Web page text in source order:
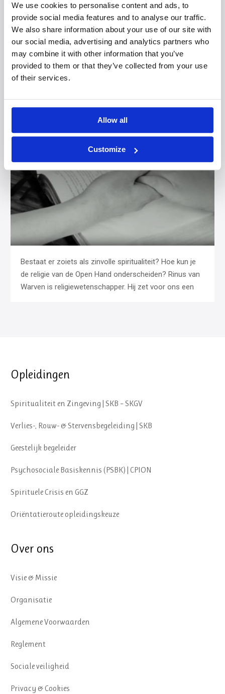
We use cookies to personalise content and ads, to
provide social media features and to analyse our traffic.
We also share information about your use of our site with
our social media, advertising and analytics partners who
may combine it with other information that you’ve
provided to them or that they’ve collected from your use
of their services.
Allow all
Customize
verkiezing Belangrijkste Boek. Aan lezers was de vraag
gesteld: wat is voor jou het belangrijkste boek
(geweest)? Welk
7 Criteria voor betekenisvolle
spiritualiteit
Bestaat er zoiets als zinvolle spiritualiteit? Hoe kun je
de religie van de Open Hand onderscheiden? Rinus van
Warven is religiewetenschapper. Hij zet voor ons een
Opleidingen
Spiritualiteit en Zingeving | SKB – SKGV
Verlies-, Rouw- & Stervensbegeleiding | SKB
Geestelijk begeleider
Psychosociale Basiskennis (PSBK) | CPION
Spirituele Crisis en GGZ
Oriëntatieroute opleidingskeuze
Over ons
Visie & Missie
Organisatie
Algemene Voorwaarden
Reglement
Sociale veiligheid
Privacy & Cookies